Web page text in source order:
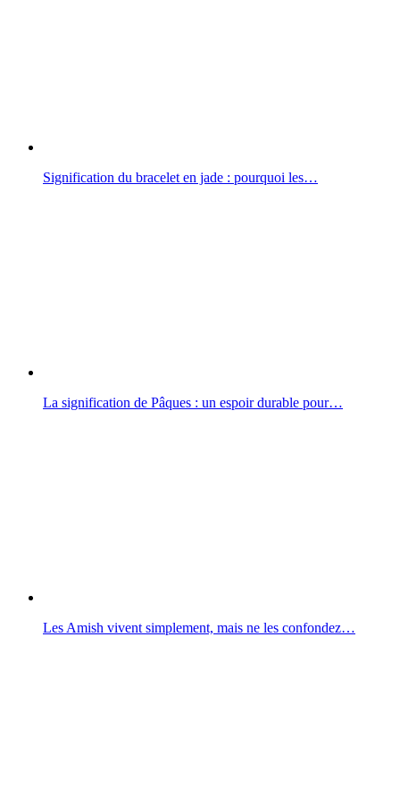
Signification du bracelet en jade : pourquoi les…
La signification de Pâques : un espoir durable pour…
Les Amish vivent simplement, mais ne les confondez…